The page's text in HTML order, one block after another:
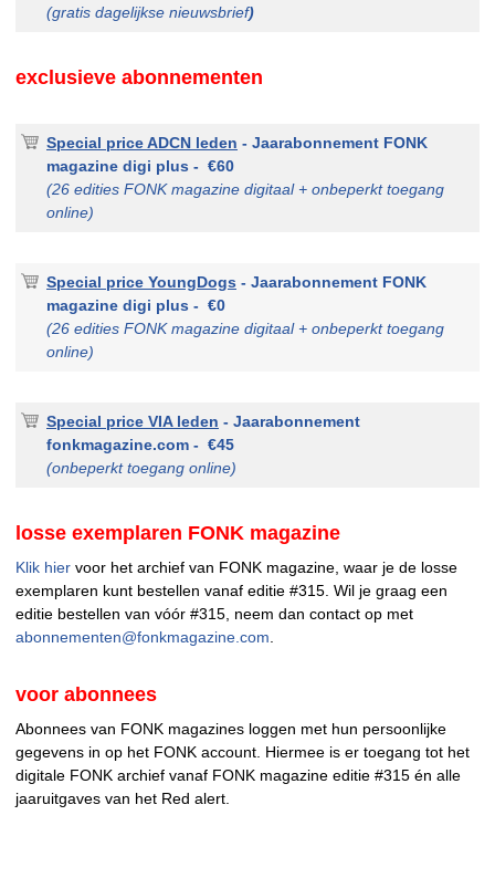
(gratis dagelijkse nieuwsbrief)
exclusieve abonnementen
Special price ADCN leden - Jaarabonnement FONK
magazine digi plus - €60
(26 edities FONK magazine digitaal + onbeperkt toegang
online)
Special price YoungDogs - Jaarabonnement FONK
magazine digi plus - €0
(26 edities FONK magazine digitaal + onbeperkt toegang
online)
Special price VIA leden - Jaarabonnement
fonkmagazine.com - €45
(onbeperkt toegang online)
losse exemplaren FONK magazine
Klik hier voor het archief van FONK magazine, waar je de losse
exemplaren kunt bestellen vanaf editie #315. Wil je graag een
editie bestellen van vóór #315, neem dan contact op met
abonnementen@fonkmagazine.com
voor abonnees
Abonnees van FONK magazines loggen met hun persoonlijke
gegevens in op het FONK account. Hiermee is er toegang tot het
digitale FONK archief vanaf FONK magazine editie #315 én alle
jaaruitgaves van het Red alert.